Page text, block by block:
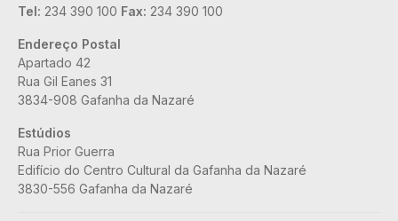
Tel: 234 390 100 Fax: 234 390 100
Endereço Postal
Apartado 42
Rua Gil Eanes 31
3834-908 Gafanha da Nazaré
Estúdios
Rua Prior Guerra
Edifício do Centro Cultural da Gafanha da Nazaré
3830-556 Gafanha da Nazaré